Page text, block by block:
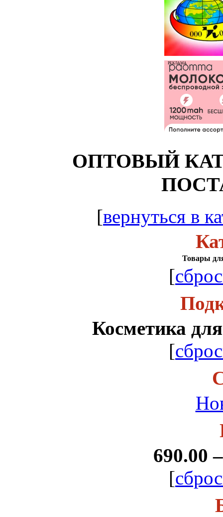
РЕКЛАМА
ОПТОВЫЙ
[вернуться в
Товары
[
Косметика
[
690.00
[